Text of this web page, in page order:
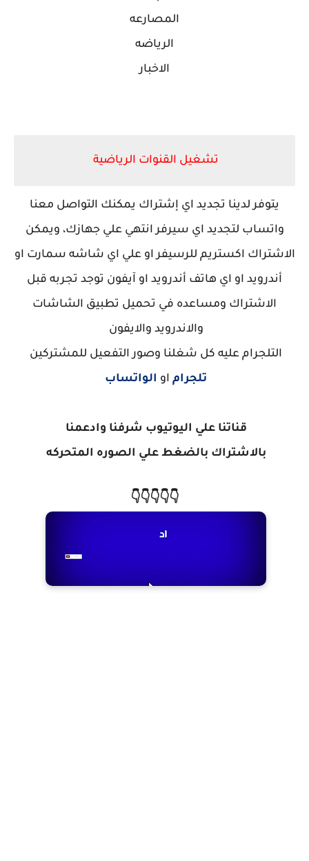
المصارعه
الرياضه
الاخبار
تشغيل القنوات الرياضية
يتوفر لدينا تجديد اي إشتراك يمكنك التواصل معنا
واتساب لتجديد اي سيرفر انتهي علي جهازك، ويمكن
الاشتراك اكستريم للرسيفر او علي اي شاشه سمارت او
أندرويد او اي هاتف أندرويد او آيفون توجد تجربه قبل
الاشتراك ومساعده في تحميل تطبيق الشاشات
والاندرويد والايفون
التلجرام عليه كل شغلنا وصور التفعيل للمشتركين
تلجرام او الواتساب
قناتنا علي اليوتيوب شرفنا وادعمنا
بالاشتراك بالضغط علي الصوره المتحركه
👇👇👇👇👇